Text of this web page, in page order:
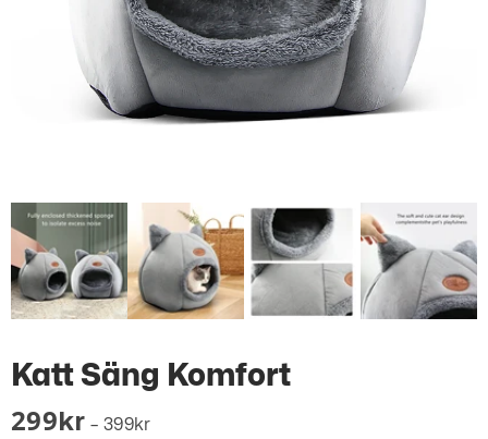
Katt Säng Komfort
299 Kr – 399Kr